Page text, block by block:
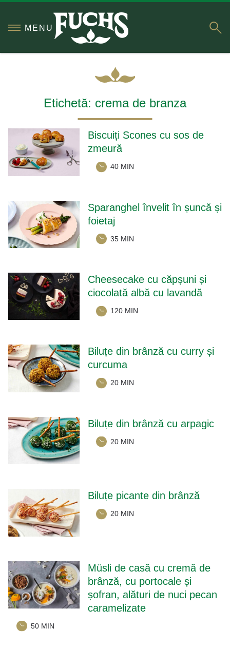
MENU
Etichetă: crema de branza
Biscuiți Scones cu sos de
zmeură
40 MIN
Sparanghel învelit în șuncă și
foietaj
35 MIN
Cheesecake cu căpșuni și
ciocolată albă cu lavandă
120 MIN
Biluțe din brânză cu curry și
curcuma
20 MIN
Biluțe din brânză cu arpagic
20 MIN
Biluțe picante din brânză
20 MIN
Müsli de casă cu cremă de
brânză, cu portocale și
șofran, alături de nuci pecan
caramelizate
50 MIN